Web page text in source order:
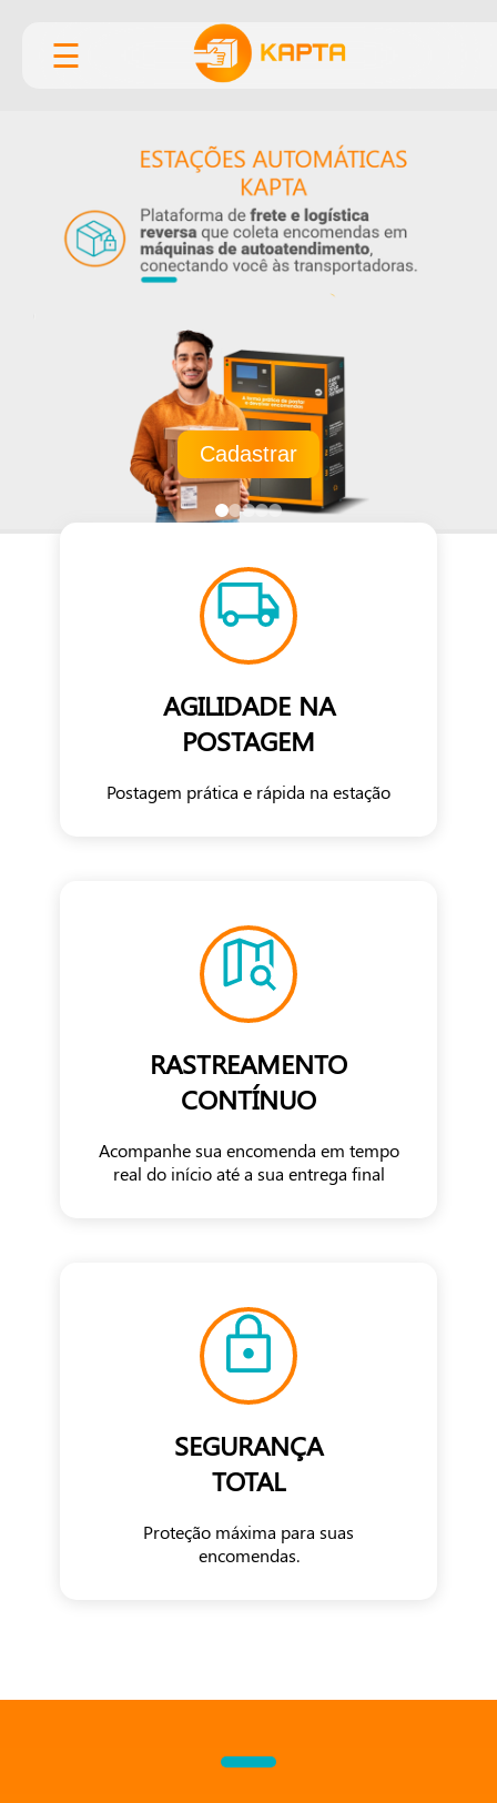
☰
Cadastrar
AGILIDADE NA
POSTAGEM
Postagem prática e rápida na estação
RASTREAMENTO
CONTÍNUO
Acompanhe sua encomenda em tempo
real do início até a sua entrega final
SEGURANÇA
TOTAL
Proteção máxima para suas
encomendas.